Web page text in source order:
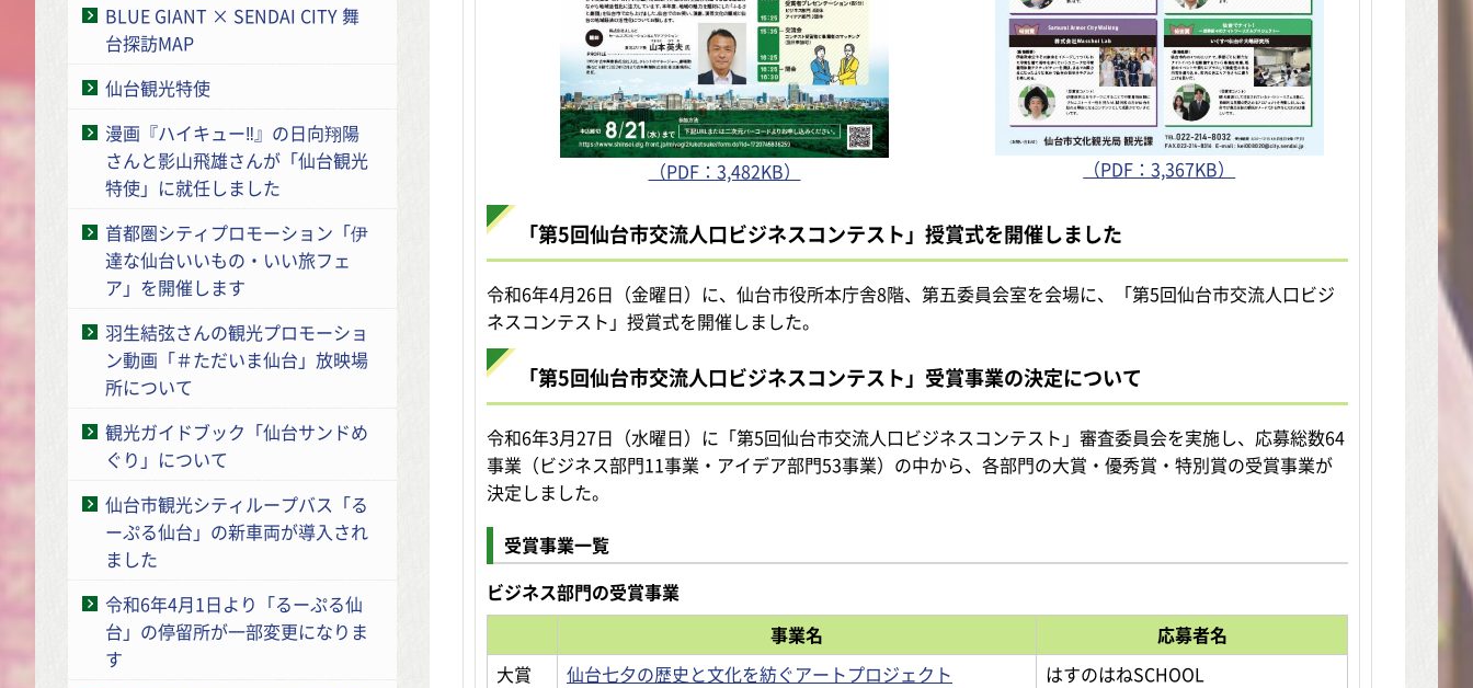
BLUE GIANT × SENDAI CITY 舞
台探訪MAP
仙台観光特使
漫画『ハイキュー‼』の日向翔陽
さんと影山飛雄さんが「仙台観光
特使」に就任しました
首都圏シティプロモーション「伊
達な仙台いいもの・いい旅フェ
ア」を開催します
羽生結弦さんの観光プロモーショ
ン動画「＃ただいま仙台」放映場
所について
観光ガイドブック「仙台サンドめ
ぐり」について
仙台市観光シティループバス「る
ーぷる仙台」の新車両が導入され
ました
令和6年4月1日より「るーぷる仙
台」の停留所が一部変更になりま
す
（PDF：3,482KB） （PDF：3,367KB）
「第5回仙台市交流人口ビジネスコンテスト」授賞式を開催しました
令和6年4月26日（金曜日）に、仙台市役所本庁舎8階、第五委員会室を会場に、「第5回仙台市交流人口ビジ
ネスコンテスト」授賞式を開催しました。
「第5回仙台市交流人口ビジネスコンテスト」受賞事業の決定について
令和6年3月27日（水曜日）に「第5回仙台市交流人口ビジネスコンテスト」審査委員会を実施し、応募総数64
事業（ビジネス部門11事業・アイデア部門53事業）の中から、各部門の大賞・優秀賞・特別賞の受賞事業が
決定しました。
受賞事業一覧
ビジネス部門の受賞事業
事業名
応募者名
大賞
仙台七夕の歴史と文化を紡ぐアートプロジェクト
はすのはねSCHOOL